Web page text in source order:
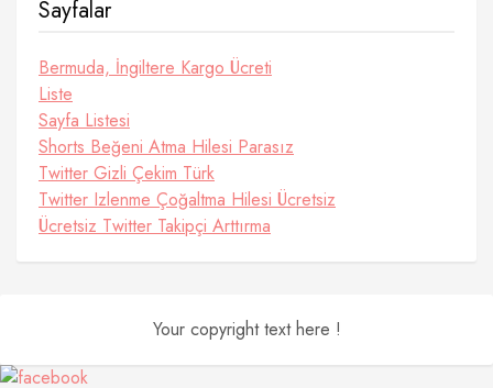
Sayfalar
Bermuda, İngiltere Kargo Ücreti
Liste
Sayfa Listesi
Shorts Beğeni Atma Hilesi Parasız
Twitter Gizli Çekim Türk
Twitter Izlenme Çoğaltma Hilesi Ücretsiz
Ücretsiz Twitter Takipçi Arttırma
Your copyright text here !